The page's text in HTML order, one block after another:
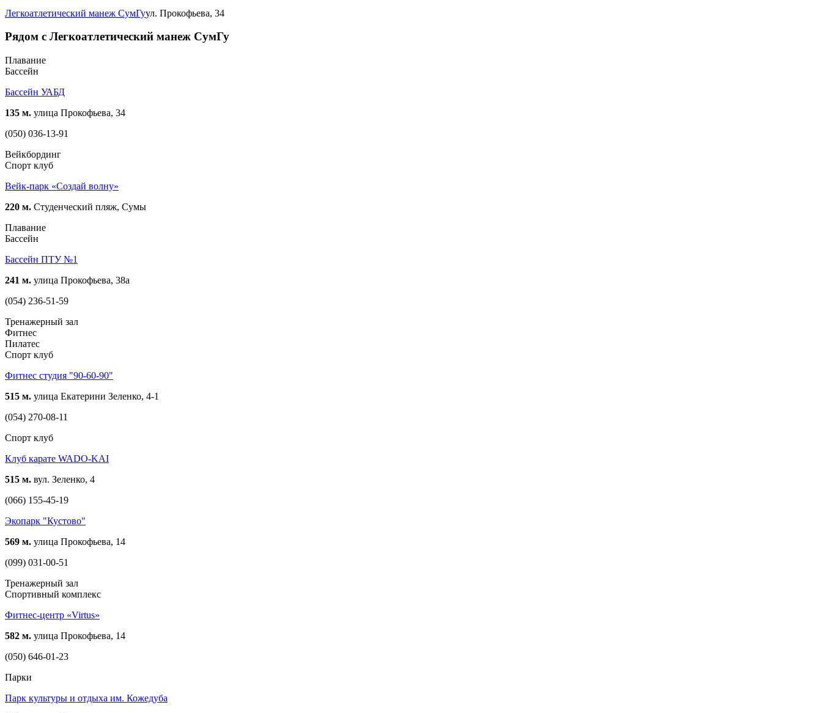
Легкоатлетический манеж СумГуул. Прокофьева, 34
Рядом с Легкоатлетический манеж СумГу
Плавание
Бассейн
Бассейн УАБД
135 м. улица Прокофьева, 34
(050) 036-13-91
Вейкбординг
Спорт клуб
Вейк-парк «Создай волну»
220 м. Студенческий пляж, Сумы
Плавание
Бассейн
Бассейн ПТУ №1
241 м. улица Прокофьева, 38а
(054) 236-51-59
Тренажерный зал
Фитнес
Пилатес
Спорт клуб
Фитнес студия "90-60-90"
515 м. улица Екатерини Зеленко, 4-1
(054) 270-08-11
Спорт клуб
Клуб карате WADO-KAI
515 м. вул. Зеленко, 4
(066) 155-45-19
Экопарк "Кустово"
569 м. улица Прокофьева, 14
(099) 031-00-51
Тренажерный зал
Спортивный комплекс
Фитнес-центр «Virtus»
582 м. улица Прокофьева, 14
(050) 646-01-23
Парки
Парк культуры и отдыха им. Кожедуба